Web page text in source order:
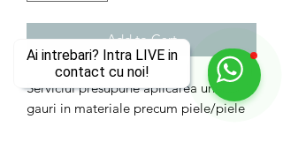
Ai intrebari? Intra LIVE in
contact cu noi!
Add to Cart
Serviciul presupune aplicarea unei
gauri in materiale precum piele/piele